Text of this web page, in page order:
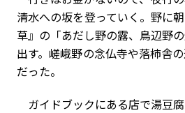
清水への坂を登っていく。野に
草』の「あだし野の露、鳥辺野
出す。嵯峨野の念仏寺や落柿舎
だった。
ガイドブックにある店で湯豆